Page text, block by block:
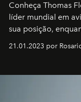
Conheça Thomas
líder mundial em
sua posição,
em rápida
21.01.2023 por